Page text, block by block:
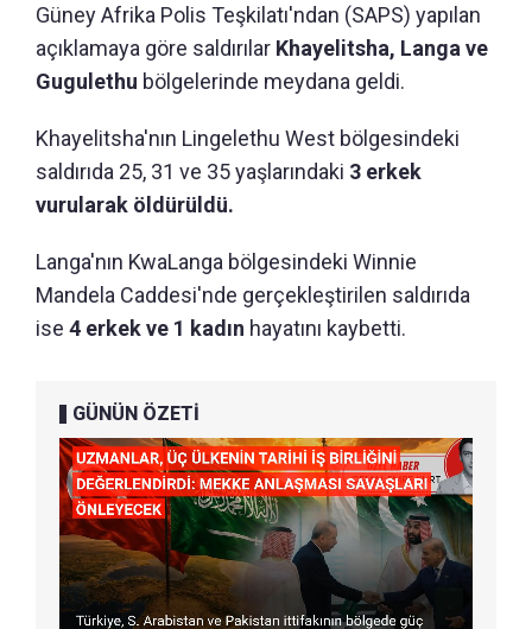
Güney Afrika Polis Teşkilatı'ndan (SAPS) yapılan
açıklamaya göre saldırılar Khayelitsha, Langa ve
Gugulethu bölgelerinde meydana geldi.
Khayelitsha'nın Lingelethu West bölgesindeki
saldırıda 25, 31 ve 35 yaşlarındaki 3 erkek
vurularak öldürüldü.
Langa'nın KwaLanga bölgesindeki Winnie
Mandela Caddesi'nde gerçekleştirilen saldırıda
ise 4 erkek ve 1 kadın hayatını kaybetti.
GÜNÜN ÖZETİ